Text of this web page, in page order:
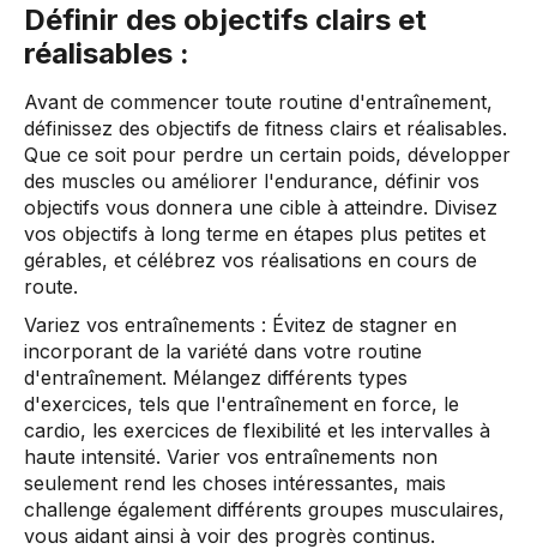
Définir des objectifs clairs et
réalisables :
Avant de commencer toute routine d'entraînement,
définissez des objectifs de fitness clairs et réalisables.
Que ce soit pour perdre un certain poids, développer
des muscles ou améliorer l'endurance, définir vos
objectifs vous donnera une cible à atteindre. Divisez
vos objectifs à long terme en étapes plus petites et
gérables, et célébrez vos réalisations en cours de
route.
Variez vos entraînements : Évitez de stagner en
incorporant de la variété dans votre routine
d'entraînement. Mélangez différents types
d'exercices, tels que l'entraînement en force, le
cardio, les exercices de flexibilité et les intervalles à
haute intensité. Varier vos entraînements non
seulement rend les choses intéressantes, mais
challenge également différents groupes musculaires,
vous aidant ainsi à voir des progrès continus.